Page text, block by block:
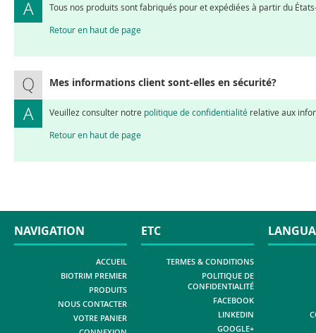
Tous nos produits sont fabriqués pour et expédiées à partir du
Retour en haut de page
Mes informations client sont-elles en sécurité?
Veuillez consulter notre politique de confidentialité relative aux
Retour en haut de page
NAVIGATION
ACCUEIL
BIOTRIM PREMIER
PRODUITS
NOUS CONTACTER
VOTRE PANIER
ETC
TERMES & CONDITIONS
POLITIQUE DE
CONFIDENTIALITÉ
FACEBOOK
LINKEDIN
GOOGLE+